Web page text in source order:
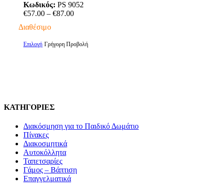
επιλογές
μπορούν
να
επιλεγούν
στη
σελίδα
Κωδικός: PS 9052
€57.00 – €87.00Price
€87.00
Διαθέσιμο
Επιλογή Αυτό
επιλογές
επιλεγούν
στη
σελίδα
του
προϊόντος
Γρήγορη Προβολή
ΚΑΤΗΓΟΡΙΕΣ
Διακόσμηση για το Παιδικό Δωμάτιο
Πίνακες
Διακοσμητικά
Αυτοκόλλητα
Ταπετσαρίες
Γάμος – Βάπτιση
Επαγγελματικά